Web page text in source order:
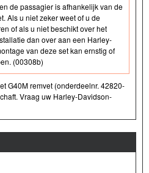
de passagier is afhankelijk van de
Als u niet zeker weet of u de
of als u niet beschikt over het
dan over aan een Harley-
van deze set kan ernstig of
(00308b)
G40M remvet (onderdeelnr. 42820-
Vraag uw Harley-Davidson-